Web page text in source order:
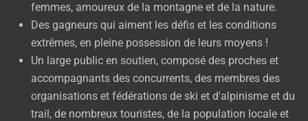
femmes, amoureux de la montagne et de la nature.
Des gagneurs qui aiment les défis et les conditions
extrêmes, en pleine possession de leurs moyens !
Un large public en soutien, composé des proches et
accompagnants des concurrents, des membres des
organisations et fédérations de ski et d'alpinisme et du
trail, de nombreux touristes, de la population locale et